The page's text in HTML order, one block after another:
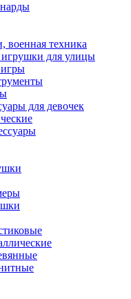
военная техника
для улицы
для девочек